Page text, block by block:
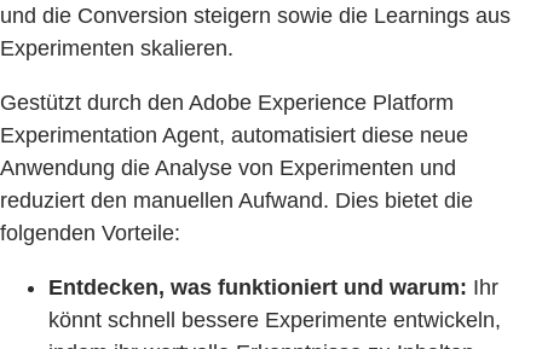
und die Conversion steigern sowie die Learnings aus
Experimenten skalieren.
Gestützt durch den Adobe Experience Platform
Experimentation Agent, automatisiert diese neue
Anwendung die Analyse von Experimenten und
reduziert den manuellen Aufwand. Dies bietet die
folgenden Vorteile:
Entdecken, was funktioniert und warum: Ihr
könnt schnell bessere Experimente entwickeln,